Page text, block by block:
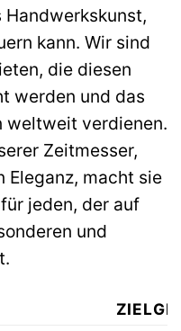
kann. Wir sind
die diesen
werden und das
weltweit verdienen.
Zeitmesser,
Eleganz, macht sie
jeden, der auf
und